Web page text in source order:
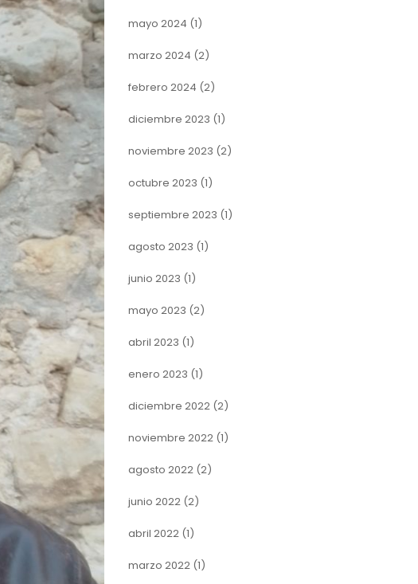
mayo 2024 (1)
marzo 2024 (2)
febrero 2024 (2)
diciembre 2023 (1)
noviembre 2023 (2)
octubre 2023 (1)
septiembre 2023 (1)
agosto 2023 (1)
junio 2023 (1)
mayo 2023 (2)
abril 2023 (1)
enero 2023 (1)
diciembre 2022(2)
noviembre 2022(1)
agosto 2022(2)
junio 2022(2)
abril 2022(1)
marzo 2022(1)